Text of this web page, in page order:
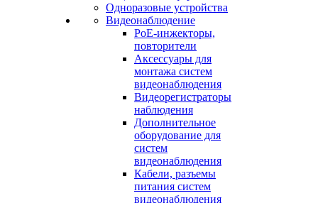
Одноразовые устройства
Видеонаблюдение
PoE-инжекторы,
повторители
Аксессуары для
монтажа систем
видеонаблюдения
Видеорегистраторы
наблюдения
Дополнительное
оборудование для
систем
видеонаблюдения
Кабели, разъемы
питания систем
видеонаблюдения